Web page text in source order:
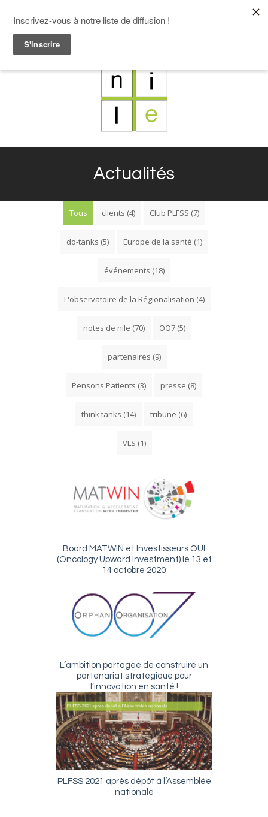
F L X I
Actualités
Tous clients (4) Club PLFSS (7)
do-tanks (5) Europe de la santé (1)
événements (18)
L'observatoire de la Régionalisation (4)
notes de nile (70) OO7 (5)
partenaires (9)
Pensons Patients (3) presse (8)
think tanks (14) tribune (6)
VLS (1)
Board MATWIN et Investisseurs OUI
(Oncology Upward Investment) le 13 et
14 octobre 2020
L’ambition partagée de construire un
partenariat stratégique pour
l’innovation en santé !
PLFSS 2021 après dépôt à l’Assemblée
nationale